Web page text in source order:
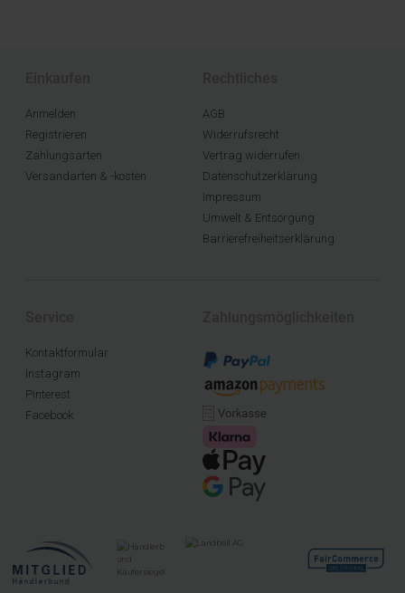
Anmelden
Registrieren
Zahlungsarten
Versandarten & -kosten
AGB
Widerrufsrecht
Vertrag widerrufen
Datenschutzerklärung
Impressum
Umwelt & Entsorgung
Barrierefreiheitserklärung
Kontaktformular
Instagram
Pinterest
Facebook